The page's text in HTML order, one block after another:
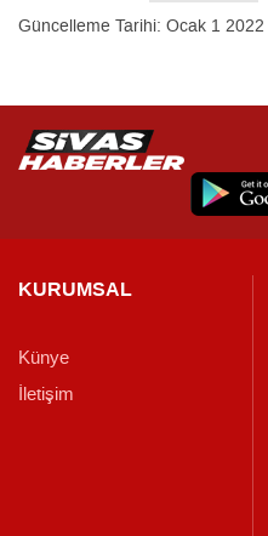
Güncelleme Tarihi: Ocak 1 2022
KURUMSAL
Künye
İletişim